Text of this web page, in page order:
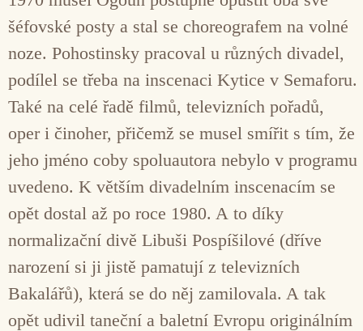
šéfovské posty a stal se choreografem na volné
noze. Pohostinsky pracoval u různých divadel,
podílel se třeba na inscenaci Kytice v Semaforu.
Také na celé řadě filmů, televizních pořadů,
oper i činoher, přičemž se musel smířit s tím, že
jeho jméno coby spoluautora nebylo v programu
uvedeno. K větším divadelním inscenacím se
opět dostal až po roce 1980. A to díky
normalizační divě Libuši Pospíšilové (dříve
narození si ji jistě pamatují z televizních
Bakalářů), která se do něj zamilovala. A tak
opět udivil taneční a baletní Evropu originálním